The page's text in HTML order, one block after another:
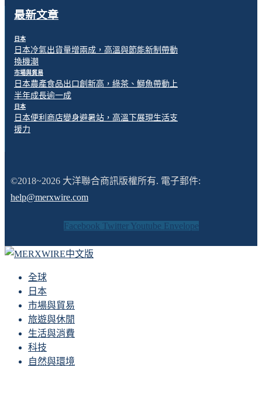
最新文章
日本
日本冷氣出貨量增兩成，高溫與節能新制帶動
換機潮
市場與貿易
日本農產食品出口創新高，綠茶、鰤魚帶動上
半年成長逾一成
日本
日本便利商店變身避暑站，高溫下展現生活支
援力
©2018~2026 大洋聯合商訊版權所有. 電子郵件:
help@merxwire.com
Facebook Twitter Youtube Envelope
全球
日本
市場與貿易
旅遊與休閒
生活與消費
科技
自然與環境